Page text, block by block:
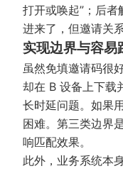
打开或唤起”；后
进来了，但邀请关
实现边界与容易
虽然免填邀请码很
却在 B 设备上下载
长时延问题。如果
困难。第三类边界
响匹配效果。
此外，业务系统本